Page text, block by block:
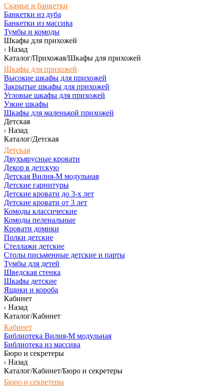
Скамьи и банкетки
Банкетки из дуба
Банкетки из массива
Тумбы и комоды
Шкафы для прихожей
Назад
Каталог/Прихожая/Шкафы для прихожей
Шкафы для прихожей
Высокие шкафы для прихожей
Закрытые шкафы для прихожей
Угловые шкафы для прихожей
Узкие шкафы
Шкафы для маленькой прихожей
Детская
Назад
Каталог/Детская
Детская
Двухъярусные кровати
Декор в детскую
Детская Вилия-М модульная
Детские гарнитуры
Детские кровати до 3-х лет
Детские кровати от 3 лет
Комоды классические
Комоды пеленальные
Кровати домики
Полки детские
Стеллажи детские
Столы письменные детские и парты
Тумбы для детей
Шведская стенка
Шкафы детские
Ящики и короба
Кабинет
Назад
Каталог/Кабинет
Кабинет
Библиотека Вилия-М модульная
Библиотека из массива
Бюро и секретеры
Назад
Каталог/Кабинет/Бюро и секретеры
Бюро и секретеры